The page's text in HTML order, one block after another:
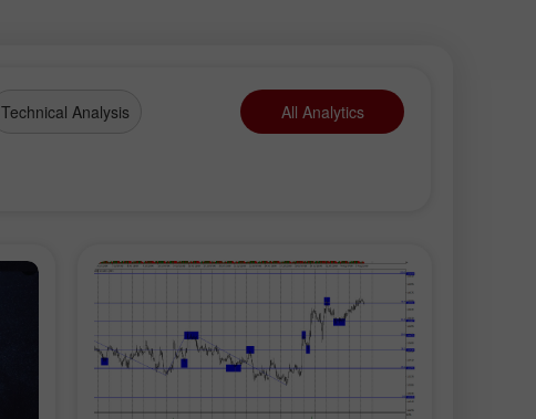
Technical Analysis All Analytics